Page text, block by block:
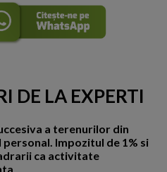
DE LA EXPERTI
a terenurilor din
Impozitul de 1% si
ca activitate